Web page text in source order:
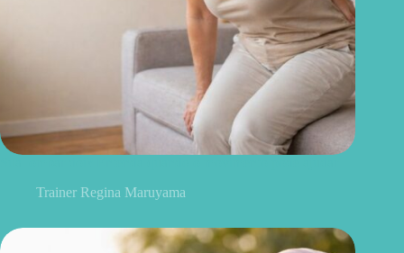
Trainer Regina Maruyama